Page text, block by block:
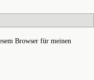
Browser für meinen